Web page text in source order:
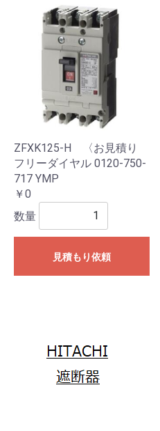
ZFXK125-H 〈お見積り
フリーダイヤル 0120-750-
717 YMP
￥0
数量
見積もり依頼